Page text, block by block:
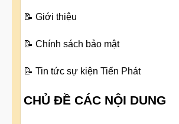
📝 Giới thiệu
📝 Chính sách bảo mật
📝 Tin tức sự kiện Tiến Phát
CHỦ ĐỀ CÁC NỘI DUNG